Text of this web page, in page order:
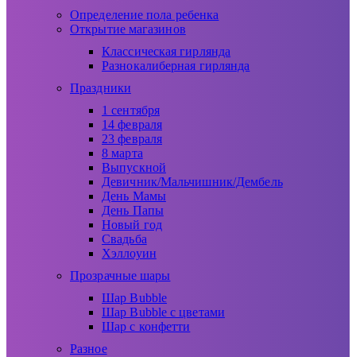
Определение пола ребенка
Открытие магазинов
Классическая гирлянда
Разнокалиберная гирлянда
Праздники
1 сентября
14 февраля
23 февраля
8 марта
Выпускной
Девичник/Мальчишник/Дембель
День Мамы
День Папы
Новый год
Свадьба
Хэллоуин
Прозрачные шары
Шар Bubble
Шар Bubble с цветами
Шар с конфетти
Разное